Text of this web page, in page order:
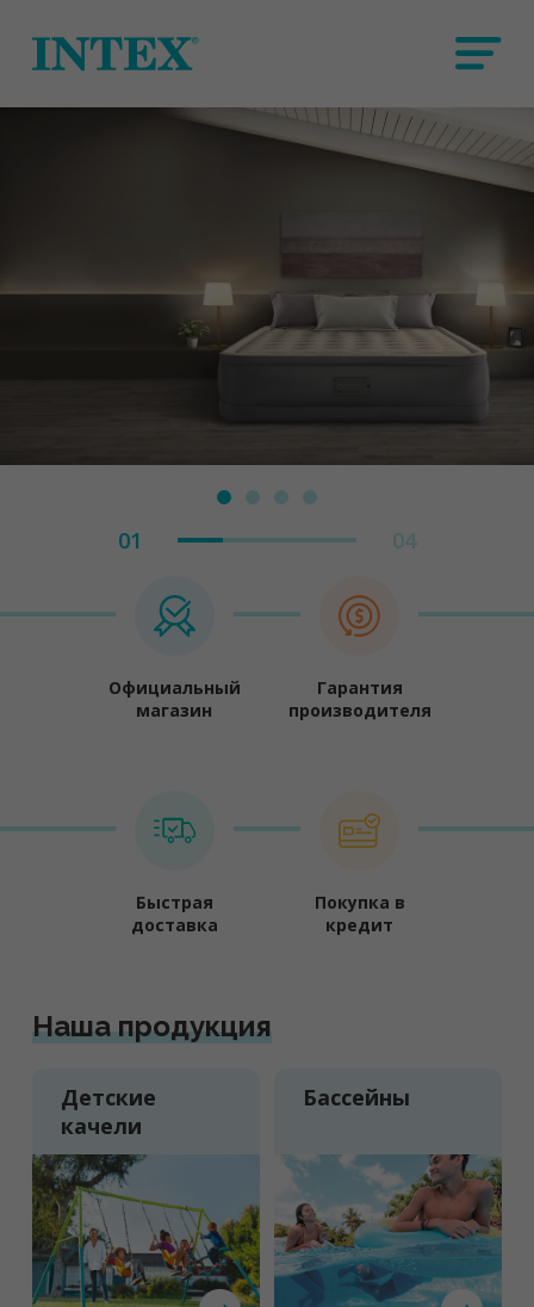
01 04
Официальный
магазин
Гарантия
производителя
Быстрая
доставка
Покупка в
кредит
Наша продукция
Детские
качели
Бассейны